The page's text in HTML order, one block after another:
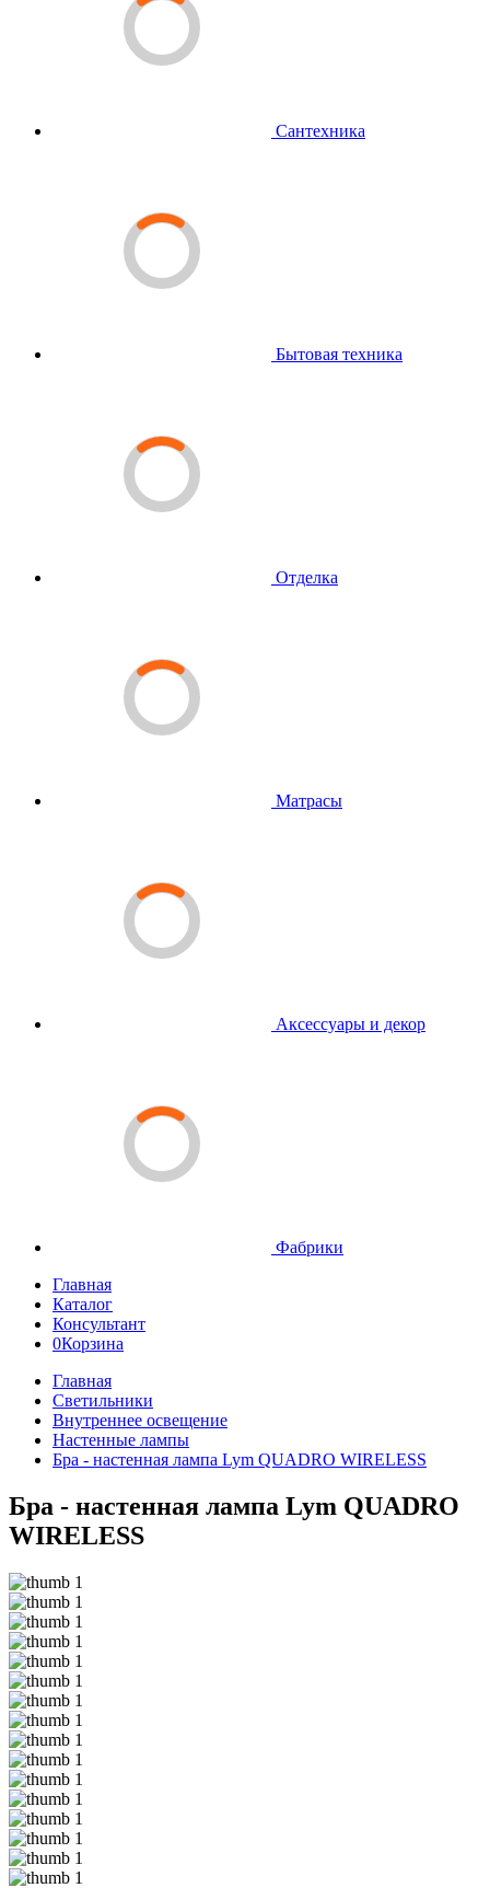
Сантехника
Бытовая техника
Отделка
Матрасы
Аксессуары и декор
Фабрики
Главная
Каталог
Консультант
0Корзина
Главная
Светильники
Внутреннее освещение
Hастенные лампы
Бра - настенная лампа Lym QUADRO WIRELESS
Бра - настенная лампа Lym QUADRO
WIRELESS